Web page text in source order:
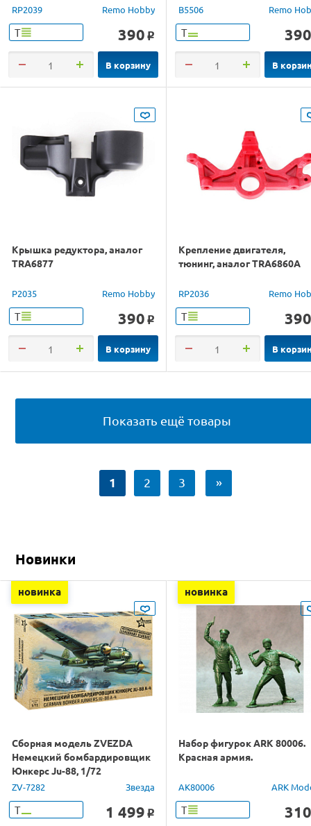
RP2039 Remo Hobby
Т 390 o
В корзину
B5506 Remo
Т 390
В
Крышка редуктора, аналог
TRA6877
P2035 Remo Hobby
Т 390 o
В корзину
Крепление двигателя,
тюнинг, аналог TRA6860A
RP2036 Remo
Т 390
В
Показать ещё товары
1 2 3 »
Новинки
новинка
Сборная модель ZVEZDA
Немецкий бомбардировщик
Юнкерс Ju-88, 1/72
ZV-7282 Звезда
Т 1 499 o
новинка
Набор фигурок ARK 80006.
Красная армия.
AK80006 ARK
Т 310